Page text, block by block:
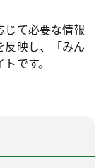
じて必要な情報
反映し、「みん
です。